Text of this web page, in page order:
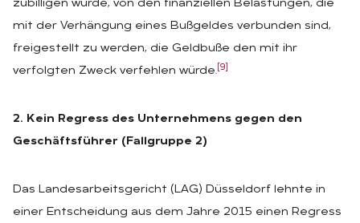
zubilligen würde, von den finanziellen Belastungen, die
mit der Verhängung eines Bußgeldes verbunden sind,
freigestellt zu werden, die Geldbuße den mit ihr
verfolgten Zweck verfehlen würde. [9]
2. Kein Regress des Unternehmens gegen den
Geschäftsführer (Fallgruppe 2)
Das Landesarbeitsgericht (LAG) Düsseldorf lehnte in
einer Entscheidung aus dem Jahre 2015 einen Regress